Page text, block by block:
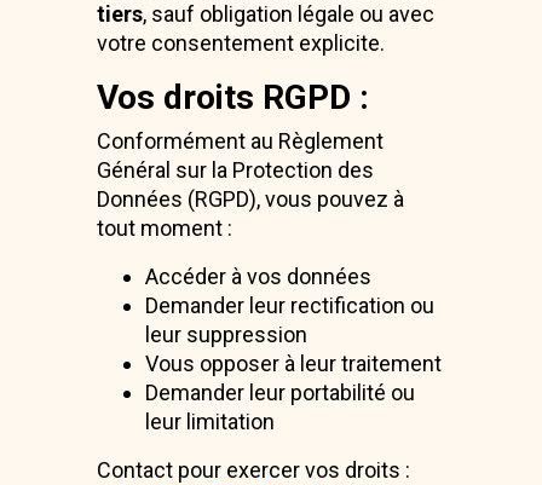
tiers, sauf obligation légale ou avec
votre consentement explicite.
Vos droits RGPD :
Conformément au Règlement
Général sur la Protection des
Données (RGPD), vous pouvez à
tout moment :
Accéder à vos données
Demander leur rectification ou
leur suppression
Vous opposer à leur traitement
Demander leur portabilité ou
leur limitation
Contact pour exercer vos droits :